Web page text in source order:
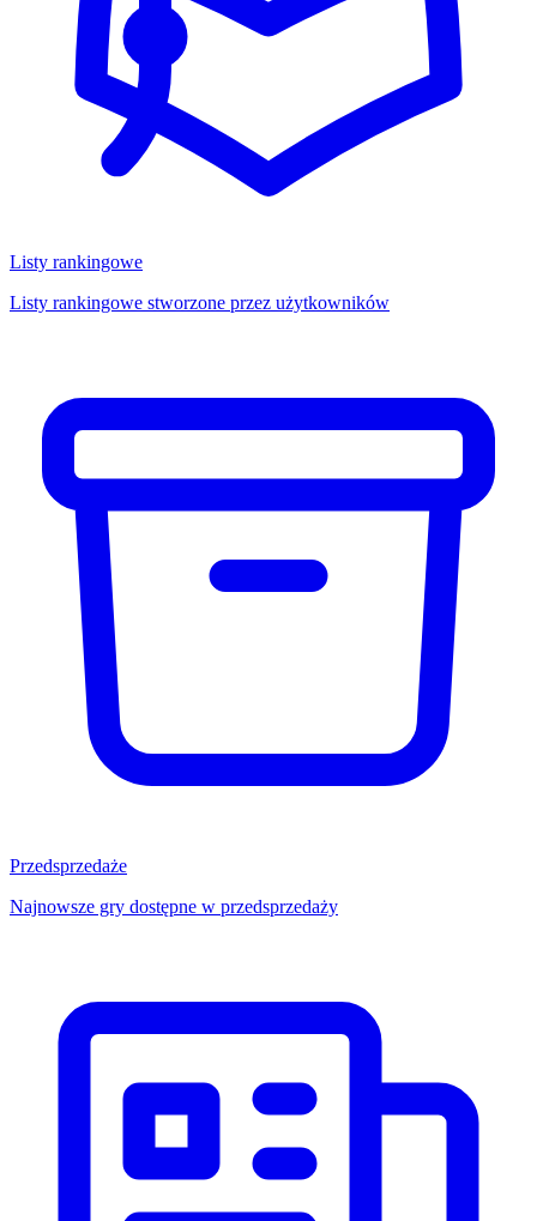
Listy rankingowe
Listy rankingowe stworzone przez użytkowników
Przedsprzedaże
Najnowsze gry dostępne w przedsprzedaży